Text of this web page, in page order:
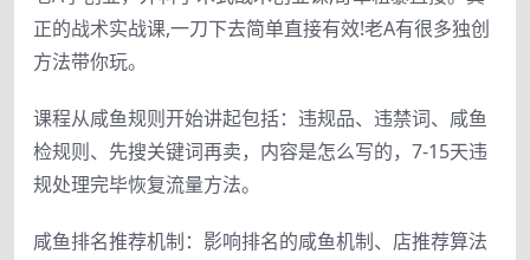
正的战术实战课,一刀下去简单直接有效!老A有很多独创
方法带你玩。
课程从咸鱼规则开始讲起包括：违规品、违禁词、咸鱼
检规则、先搜关键词再卖，内容是怎么写的，7-15天违
规处理完毕恢复流量方法。
咸鱼排名推荐机制：影响排名的咸鱼机制、店推荐算法